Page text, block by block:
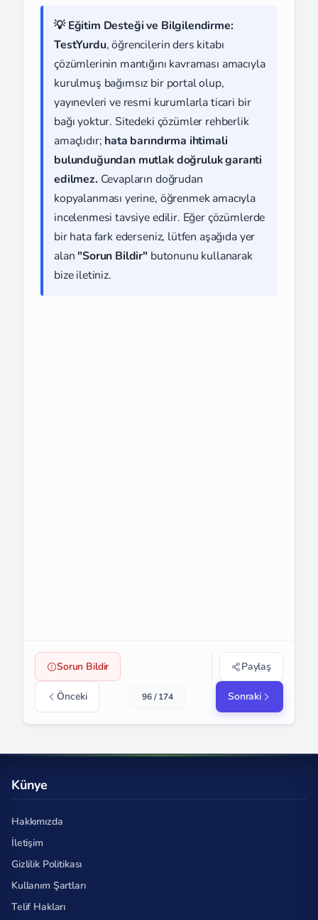
💡 Eğitim Desteği ve Bilgilendirme:
TestYurdu, öğrencilerin ders kitabı
çözümlerinin mantığını kavraması amacıyla
kurulmuş bağımsız bir portal olup,
yayınevleri ve resmi kurumlarla ticari bir
bağı yoktur. Sitedeki çözümler rehberlik
amaçlıdır; hata barındırma ihtimali
bulunduğundan mutlak doğruluk garanti
edilmez. Cevapların doğrudan
kopyalanması yerine, öğrenmek amacıyla
incelenmesi tavsiye edilir. Eğer çözümlerde
bir hata fark ederseniz, lütfen aşağıda yer
alan "Sorun Bildir" butonunu kullanarak
bize iletiniz.
Sorun Bildir Paylaş
Önceki 96 / 174 Sonraki
Künye
Hakkımızda
İletişim
Gizlilik Politikası
Kullanım Şartları
Telif Hakları